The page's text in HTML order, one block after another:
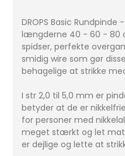
DROPS Basic
længderne 40 - 60 - 80
spidser, perfekte
smidig wire som gør
behagelige at strikke
I str 2,0 til 5,0 mm er
betyder at de er
for personer med
meget stærkt og let
er dejlige og lette at